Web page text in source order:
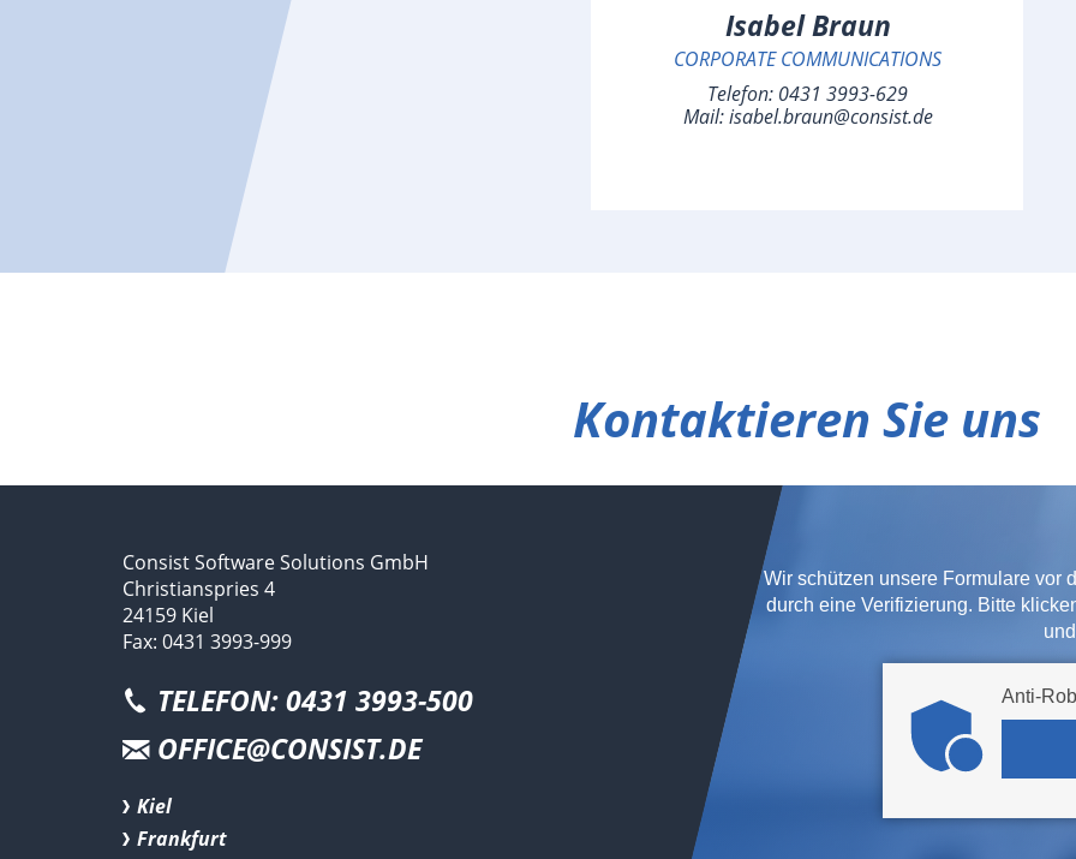
Isabel Braun
CORPORATE COMMUNICATIONS
Telefon: 0431 3993-629
Mail:isabel.braun@consist.de
Kontaktieren Sie uns
Consist Software Solutions GmbH
Christianspries 4
24159 Kiel
Fax: 0431 3993-999
TELEFON: 0431 3993-500
OFFICE@CONSIST.DE
Kiel
Frankfurt
Wir schützen unsere Formulare vor
durch eine Verifizierung. Bitte
Anti-